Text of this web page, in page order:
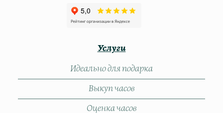
Услуги
Идеально для подарка
Выкуп часов
Оценка часов